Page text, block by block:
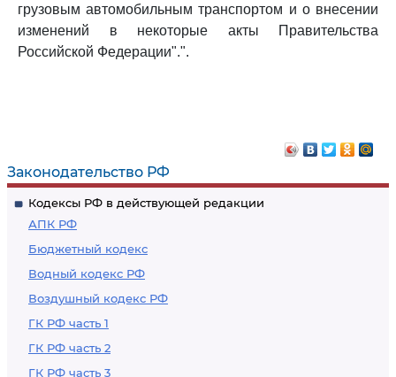
Законодательство РФ
Кодексы РФ в действующей редакции
АПК РФ
Бюджетный кодекс
Водный кодекс РФ
Воздушный кодекс РФ
ГК РФ часть 1
ГК РФ часть 2
ГК РФ часть 3
грузовым автомобильным транспортом и о внесении
изменений в некоторые акты Правительства
Российской Федерации".".